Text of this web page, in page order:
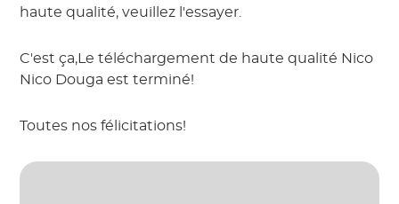
haute qualité, veuillez l'essayer.
C'est ça,Le téléchargement de haute qualité Nico
Nico Douga est terminé!
Toutes nos félicitations!